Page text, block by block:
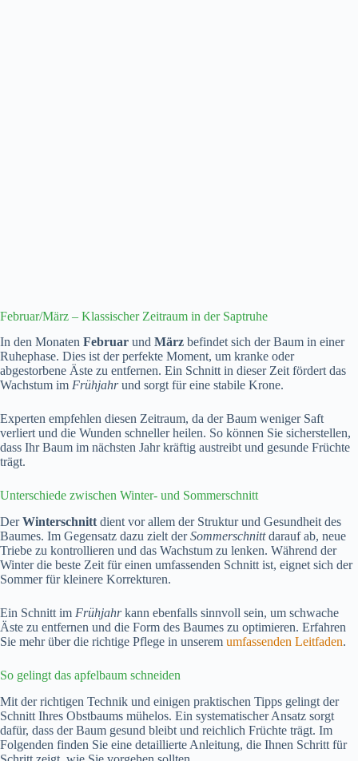
Februar/März – Klassischer Zeitraum in der Saptruhe
In den Monaten Februar und März befindet sich der Baum in einer
Ruhephase. Dies ist der perfekte Moment, um kranke oder
abgestorbene Äste zu entfernen. Ein Schnitt in dieser Zeit fördert das
Wachstum im Frühjahrund sorgt für eine stabile Krone.
Experten empfehlen diesen Zeitraum, da der Baum weniger Saft
verliert und die Wunden schneller heilen. So können Sie sicherstellen,
dass Ihr Baum im nächsten Jahr kräftig austreibt und gesunde Früchte
trägt.
Unterschiede zwischen Winter- und Sommerschnitt
DerWinterschnitt dient vor allem der Struktur und Gesundheit des
Baumes. Im Gegensatz dazu zielt derSommerschnittdarauf ab, neue
Triebe zu kontrollieren und das Wachstum zu lenken. Während der
Winter die beste Zeit für einen umfassenden Schnitt ist, eignet sich der
Sommer für kleinere Korrekturen.
Ein Schnitt im Frühjahrkann ebenfalls sinnvoll sein, um schwache
Äste zu entfernen und die Form des Baumes zu optimieren. Erfahren
Sie mehr über die richtige Pflege in unserem umfassenden Leitfaden.
So gelingt das apfelbaum schneiden
Mit der richtigen Technik und einigen praktischen Tipps gelingt der
Schnitt Ihres Obstbaums mühelos. Ein systematischer Ansatz sorgt
dafür, dass der Baum gesund bleibt und reichlich Früchte trägt. Im
Folgenden finden Sie eine detaillierte Anleitung, die Ihnen Schritt für